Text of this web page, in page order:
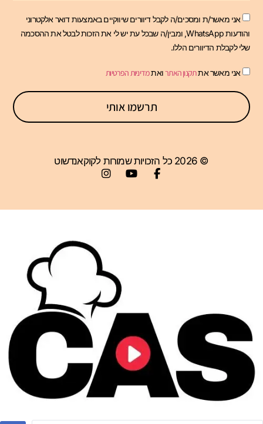
אני מאשר/ת ומסכים/ה לקבל דיוורים שיווקיים באמצעות דואר אלקטרוני
והודעות WhatsApp, ומבין/ה שבכל עת יש לי את הזכות לבטל את ההסכמה
שלי לקבלת הדיוורים הללו.
אני מאשר אתתקנון האתרואתמדיניות הפרטיות
תרשמו אותי
© 2026 כל הזכויות שמורות לקוקאנדשוט